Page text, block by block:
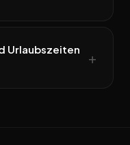
Urlaubszeiten